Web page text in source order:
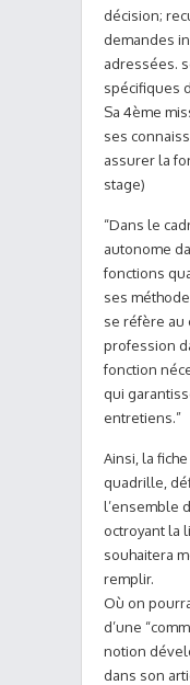
décision;
demandes
adressées.
spécifiques
Sa 4ème
ses
assurer la
stage)
“Dans le
autonome
fonctions
ses
se réfère au
profession
fonction
qui
entretiens.”
Ainsi, la
quadrille,
l’ensemble
octroyant la
souhaitera
remplir.
Où on
d’une
notion
dans son